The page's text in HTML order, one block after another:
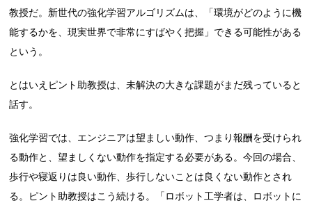
教授だ。新世代の強化学習アルゴリズムは、「環境がどのように機
能するかを、現実世界で非常にすばやく把握」できる可能性がある
という。
とはいえピント助教授は、未解決の大きな課題がまだ残っていると
話す。
強化学習では、エンジニアは望ましい動作、つまり報酬を受けられ
る動作と、望ましくない動作を指定する必要がある。今回の場合、
歩行や寝返りは良い動作、歩行しないことは良くない動作とされ
る。ピント助教授はこう続ける。「ロボット工学者は、ロボットに